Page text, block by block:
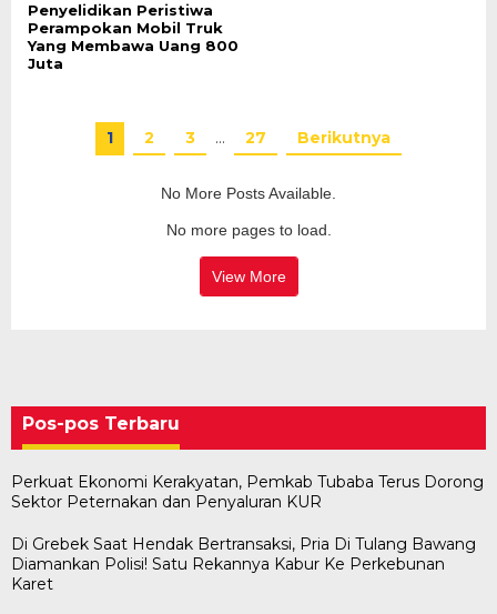
Penyelidikan Peristiwa
Perampokan Mobil Truk
Yang Membawa Uang 800
Juta
1 2 3 … 27 Berikutnya
No More Posts Available.
No more pages to load.
View More
Pos-pos Terbaru
Perkuat Ekonomi Kerakyatan, Pemkab Tubaba Terus Dorong
Sektor Peternakan dan Penyaluran KUR
Di Grebek Saat Hendak Bertransaksi, Pria Di Tulang Bawang
Diamankan Polisi! Satu Rekannya Kabur Ke Perkebunan
Karet